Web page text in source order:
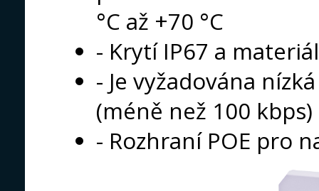
°C až +70 °C
- Krytí IP67 a
- Je vyžadována
(méně než 100 kbps)
- Rozhraní POE pro